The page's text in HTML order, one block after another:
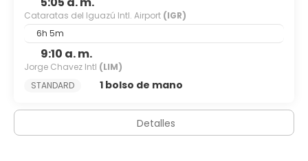
Cataratas del Iguazú Intl. Airport (IGR)
6h 5m
9:10 a. m.
Jorge Chavez Intl (LIM)
STANDARD
1 bolso de mano
Detalles